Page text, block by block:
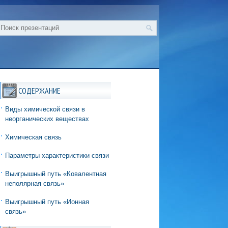
СОДЕРЖАНИЕ
Виды химической связи в
неорганических веществах
Химическая связь
Параметры характеристики связи
Выигрышный путь «Ковалентная
неполярная связь»
Выигрышный путь «Ионная
связь»